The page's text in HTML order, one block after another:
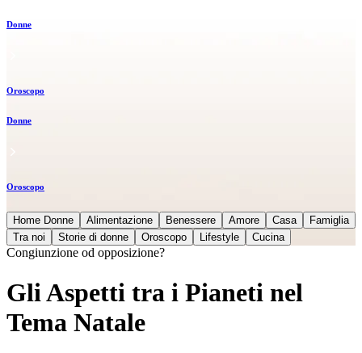
Donne
Oroscopo
Donne
Oroscopo
Home Donne Alimentazione Benessere Amore Casa
Famiglia
Tra noi
Storie di donne Oroscopo Lifestyle Cucina
Congiunzione od opposizione?
Gli Aspetti tra i Pianeti nel
Tema Natale